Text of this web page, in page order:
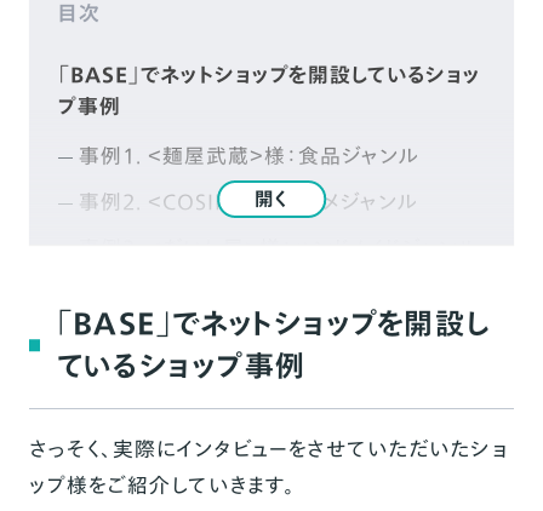
目次
「BASE」でネットショップを開設しているショッ
プ事例
事例1. ＜麺屋武蔵＞様：食品ジャンル
事例2. ＜COSIM＞様：コスメジャンル
事例5. ＜Surfrise＞様：ファッションジャン
ル
事例6. ＜MFC STORE＞様：ファッションジ
ャンル
事例7. ＜Edition Koji Shimomura＞様：
開く
「BASE」でネットショップを開設し
ているショップ事例
さっそく、実際にインタビューをさせていただいたショ
ップ様をご紹介していきます。